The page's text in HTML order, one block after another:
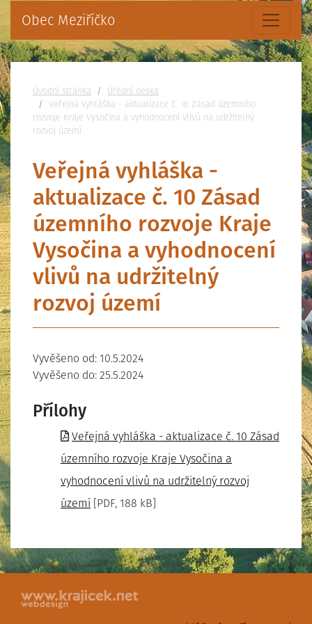
Obec Meziříčko
Nacházíte se:
Úvodní stránka
Úřední deska
Veřejná vyhláška - aktualizace č. 10 Zásad územního
rozvoje Kraje Vysočina a vyhodnocení vlivů na udržitelný
rozvoj území
Veřejná vyhláška -
aktualizace č. 10 Zásad
územního rozvoje Kraje
Vysočina a vyhodnocení
vlivů na udržitelný
rozvoj území
Vyvěšeno od: 10.5.2024
Vyvěšeno do: 25.5.2024
Přílohy
Veřejná vyhláška - aktualizace č. 10 Zásad
územního rozvoje Kraje Vysočina a
vyhodnocení vlivů na udržitelný rozvoj
území [PDF, 188 kB]